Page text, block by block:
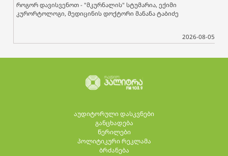
როგორ დავისვენოთ - "მკურნალის" სტუმარია, ექიმი
კურორტოლოგი, მედიცინის დოქტორი მანანა ტაბიძე
2026-08-05
აუდიტორული დასკვნები
განცხადება
წერილები
პოლიტიკური რეკლამა
ბრძანება